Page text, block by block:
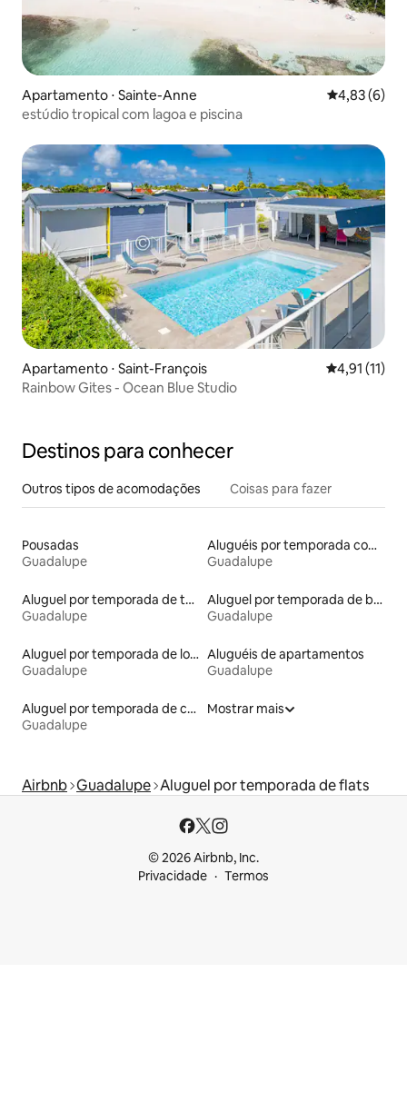
Apartamento ⋅ Sainte-Anne 4,83 de uma
4,83 (6)
estúdio tropical com lagoa e piscina
Apartamento ⋅ Saint-François 4,91 de uma
4,91 (11)
Rainbow Gites - Ocean Blue Studio
Destinos para conhecer
Outros tipos de acomodações Coisas para fazer
Pousadas
Guadalupe
Aluguéis por temporada com suítes privativas
Guadalupe
Aluguel por temporada de townhouses
Guadalupe
Aluguel por temporada de barcos
Guadalupe
Aluguel por temporada de lofts
Guadalupe
Aluguéis de apartamentos
Guadalupe
Aluguel por temporada de casas de hóspedes
Guadalupe
Mostrar mais
Airbnb Guadalupe Aluguel por temporada de flats
© 2026 Airbnb, Inc.
Privacidade
Termos